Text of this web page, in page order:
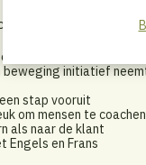
in de volgende dingen
eerste werkervaring
beweging initiatief
stap vooruit
om mensen te coachen
als naar de klant
Engels en Frans